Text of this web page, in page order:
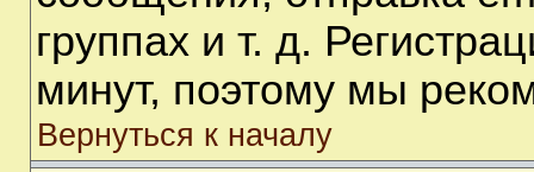
группах и т. д.
минут, поэтому мы
Вернуться к началу